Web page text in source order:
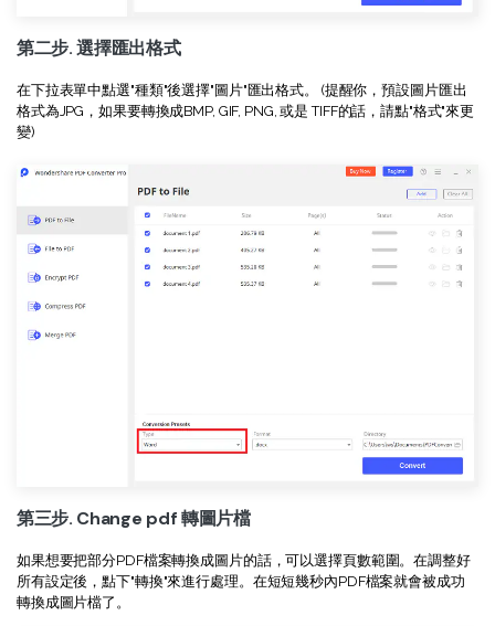
第二步. 選擇匯出格式
在下拉表單中點選"種類"後選擇"圖片"匯出格式。 (提醒你，預設圖片匯出
格式為JPG，如果要轉換成BMP, GIF, PNG, 或是 TIFF的話，請點"格式"來更
變)
第三步. Change pdf 轉圖片檔
如果想要把部分PDF檔案轉換成圖片的話，可以選擇頁數範圍。在調整好
所有設定後，點下"轉換"來進行處理。在短短幾秒內PDF檔案就會被成功
轉換成圖片檔了。